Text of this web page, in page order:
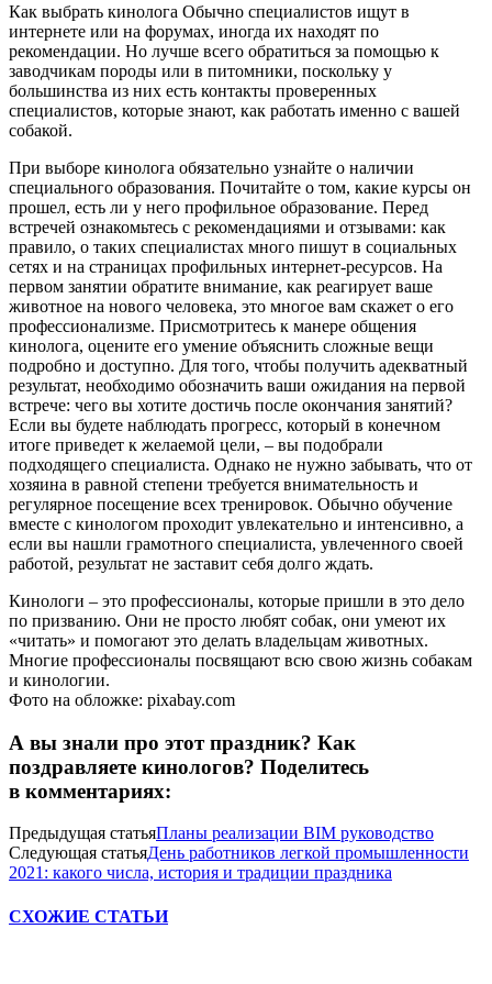
Как выбрать кинолога Обычно специалистов ищут в
интернете или на форумах, иногда их находят по
рекомендации. Но лучше всего обратиться за помощью к
заводчикам породы или в питомники, поскольку у
большинства из них есть контакты проверенных
специалистов, которые знают, как работать именно с вашей
собакой.
При выборе кинолога обязательно узнайте о наличии
специального образования. Почитайте о том, какие курсы он
прошел, есть ли у него профильное образование. Перед
встречей ознакомьтесь с рекомендациями и отзывами: как
правило, о таких специалистах много пишут в социальных
сетях и на страницах профильных интернет-ресурсов. На
первом занятии обратите внимание, как реагирует ваше
животное на нового человека, это многое вам скажет о его
профессионализме. Присмотритесь к манере общения
кинолога, оцените его умение объяснить сложные вещи
подробно и доступно. Для того, чтобы получить адекватный
результат, необходимо обозначить ваши ожидания на первой
встрече: чего вы хотите достичь после окончания занятий?
Если вы будете наблюдать прогресс, который в конечном
итоге приведет к желаемой цели, – вы подобрали
подходящего специалиста. Однако не нужно забывать, что от
хозяина в равной степени требуется внимательность и
регулярное посещение всех тренировок. Обычно обучение
вместе с кинологом проходит увлекательно и интенсивно, а
если вы нашли грамотного специалиста, увлеченного своей
работой, результат не заставит себя долго ждать.
Кинологи – это профессионалы, которые пришли в это дело
по призванию. Они не просто любят собак, они умеют их
«читать» и помогают это делать владельцам животных.
Многие профессионалы посвящают всю свою жизнь собакам
и кинологии.
Фото на обложке: pixabay.com
А вы знали про этот праздник? Как
поздравляете кинологов? Поделитесь
в комментариях:
Предыдущая статьяПланы реализации BIM руководство
Следующая статьяДень работников легкой промышленности
2021: какого числа, история и традиции праздника
СХОЖИЕ СТАТЬИ